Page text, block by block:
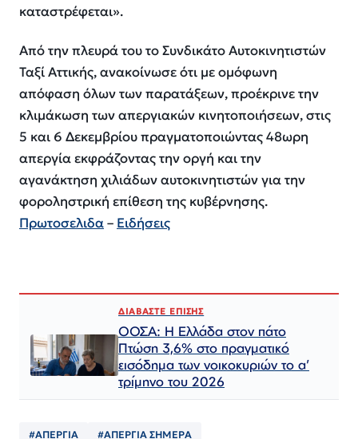
καταστρέφεται».
Από την πλευρά του το Συνδικάτο Αυτοκινητιστών
Ταξί Αττικής, ανακοίνωσε ότι με ομόφωνη
απόφαση όλων των παρατάξεων, προέκρινε την
κλιμάκωση των απεργιακών κινητοποιήσεων, στις
5 και 6 Δεκεμβρίου πραγματοποιώντας 48ωρη
απεργία εκφράζοντας την οργή και την
αγανάκτηση χιλιάδων αυτοκινητιστών για την
φοροληστρική επίθεση της κυβέρνησης.
Πρωτοσελιδα– Ειδήσεις
ΔΙΑΒΑΣΤΕ ΕΠΙΣΗΣ
ΟΟΣΑ: Η Ελλάδα στον πάτο
Πτώση 3,6% στο πραγματικό
εισόδημα των νοικοκυριών το α’
τρίμηνο του 2026
#ΑΠΕΡΓΙΑ #ΑΠΕΡΓΙΑ ΣΗΜΕΡΑ